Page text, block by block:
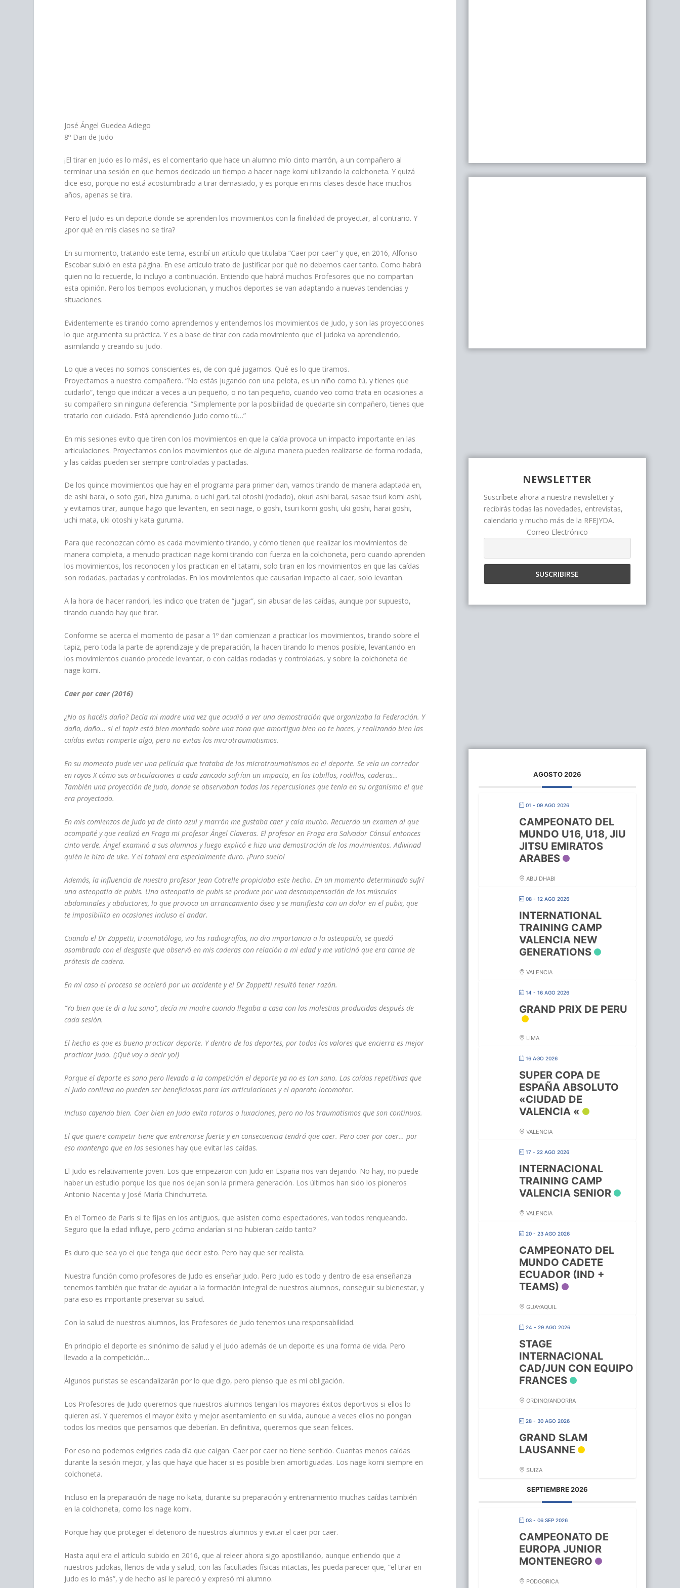
José Ángel Guedea Adiego
8º Dan de Judo
¡El tirar en Judo es lo más!, es el comentario que hace un alumno mío cinto marrón, a un compañero al
terminar una sesión en que hemos dedicado un tiempo a hacer nage komi utilizando la colchoneta. Y quizá
dice eso, porque no está acostumbrado a tirar demasiado, y es porque en mis clases desde hace muchos
años, apenas se tira.
Pero el Judo es un deporte donde se aprenden los movimientos con la finalidad de proyectar, al contrario. Y
¿por qué en mis clases no se tira?
En su momento, tratando este tema, escribí un artículo que titulaba “Caer por caer” y que, en 2016, Alfonso
Escobar subió en esta página. En ese artículo trato de justificar por qué no debemos caer tanto. Como habrá
quien no lo recuerde, lo incluyo a continuación. Entiendo que habrá muchos Profesores que no compartan
esta opinión. Pero los tiempos evolucionan, y muchos deportes se van adaptando a nuevas tendencias y
situaciones.
Evidentemente es tirando como aprendemos y entendemos los movimientos de Judo, y son las proyecciones
lo que argumenta su práctica. Y es a base de tirar con cada movimiento que el judoka va aprendiendo,
asimilando y creando su Judo.
Lo que a veces no somos conscientes es, de con qué jugamos. Qué es lo que tiramos.
Proyectamos a nuestro compañero. “No estás jugando con una pelota, es un niño como tú, y tienes que
cuidarlo”, tengo que indicar a veces a un pequeño, o no tan pequeño, cuando veo como trata en ocasiones a
su compañero sin ninguna deferencia. “Simplemente por la posibilidad de quedarte sin compañero, tienes que
tratarlo con cuidado. Está aprendiendo Judo como tú…”
En mis sesiones evito que tiren con los movimientos en que la caída provoca un impacto importante en las
articulaciones. Proyectamos con los movimientos que de alguna manera pueden realizarse de forma rodada,
y las caídas pueden ser siempre controladas y pactadas.
De los quince movimientos que hay en el programa para primer dan, vamos tirando de manera adaptada en,
de ashi barai, o soto gari, hiza guruma, o uchi gari, tai otoshi (rodado), okuri ashi barai, sasae tsuri komi ashi,
y evitamos tirar, aunque hago que levanten, en seoi nage, o goshi, tsuri komi goshi, uki goshi, harai goshi,
uchi mata, uki otoshi y kata guruma.
Para que reconozcan cómo es cada movimiento tirando, y cómo tienen que realizar los movimientos de
manera completa, a menudo practican nage komi tirando con fuerza en la colchoneta, pero cuando aprenden
los movimientos, los reconocen y los practican en el tatami, solo tiran en los movimientos en que las caídas
son rodadas, pactadas y controladas. En los movimientos que causarían impacto al caer, solo levantan.
A la hora de hacer randori, les indico que traten de “jugar”, sin abusar de las caídas, aunque por supuesto,
tirando cuando hay que tirar.
Conforme se acerca el momento de pasar a 1º dan comienzan a practicar los movimientos, tirando sobre el
tapiz, pero toda la parte de aprendizaje y de preparación, la hacen tirando lo menos posible, levantando en
los movimientos cuando procede levantar, o con caídas rodadas y controladas, y sobre la colchoneta de
nage komi.
Caer por caer (2016)
¿No os hacéis daño? Decía mi madre una vez que acudió a ver una demostración que organizaba la Federación. Y
daño, daño… si el tapiz está bien montado sobre una zona que amortigua bien no te haces, y realizando bien las
caídas evitas romperte algo, pero no evitas los microtraumatismos.
En su momento pude ver una película que trataba de los microtraumatismos en el deporte. Se veía un corredor
en rayos X cómo sus articulaciones a cada zancada sufrían un impacto, en los tobillos, rodillas, caderas…
También una proyección de Judo, donde se observaban todas las repercusiones que tenía en su organismo el que
era proyectado.
En mis comienzos de Judo ya de cinto azul y marrón me gustaba caer y caía mucho. Recuerdo un examen al que
acompañé y que realizó en Fraga mi profesor Ángel Claveras. El profesor en Fraga era Salvador Cónsul entonces
cinto verde. Ángel examinó a sus alumnos y luego explicó e hizo una demostración de los movimientos. Adivinad
quién le hizo de uke. Y el tatami era especialmente duro. ¡Puro suelo!
Además, la influencia de nuestro profesor Jean Cotrelle propiciaba este hecho. En un momento determinado sufrí
una osteopatía de pubis. Una osteopatía de pubis se produce por una descompensación de los músculos
abdominales y abductores, lo que provoca un arrancamiento óseo y se manifiesta con un dolor en el pubis, que
te imposibilita en ocasiones incluso el andar.
Cuando el Dr Zoppetti, traumatólogo, vio las radiografías, no dio importancia a la osteopatía, se quedó
asombrado con el desgaste que observó en mis caderas con relación a mi edad y me vaticinó que era carne de
prótesis de cadera.
En mi caso el proceso se aceleró por un accidente y el Dr Zoppetti resultó tener razón.
“Yo bien que te di a luz sano”, decía mi madre cuando llegaba a casa con las molestias producidas después de
cada sesión.
El hecho es que es bueno practicar deporte. Y dentro de los deportes, por todos los valores que encierra es mejor
practicar Judo. (¡Qué voy a decir yo!)
Porque el deporte es sano pero llevado a la competición el deporte ya no es tan sano. Las caídas repetitivas que
el Judo conlleva no pueden ser beneficiosas para las articulaciones y el aparato locomotor.
Incluso cayendo bien. Caer bien en Judo evita roturas o luxaciones, pero no los traumatismos que son continuos.
El que quiere competir tiene que entrenarse fuerte y en consecuencia tendrá que caer. Pero caer por caer… por
eso mantengo que en las sesiones hay que evitar las caídas.
El Judo es relativamente joven. Los que empezaron con Judo en España nos van dejando. No hay, no puede
haber un estudio porque los que nos dejan son la primera generación. Los últimos han sido los pioneros
Antonio Nacenta y José María Chinchurreta.
En el Torneo de Paris si te fijas en los antiguos, que asisten como espectadores, van todos renqueando.
Seguro que la edad influye, pero ¿cómo andarían si no hubieran caído tanto?
Es duro que sea yo el que tenga que decir esto. Pero hay que ser realista.
Nuestra función como profesores de Judo es enseñar Judo. Pero Judo es todo y dentro de esa enseñanza
tenemos también que tratar de ayudar a la formación integral de nuestros alumnos, conseguir su bienestar, y
para eso es importante preservar su salud.
Con la salud de nuestros alumnos, los Profesores de Judo tenemos una responsabilidad.
En principio el deporte es sinónimo de salud y el Judo además de un deporte es una forma de vida. Pero
llevado a la competición…
Algunos puristas se escandalizarán por lo que digo, pero pienso que es mi obligación.
Los Profesores de Judo queremos que nuestros alumnos tengan los mayores éxitos deportivos si ellos lo
quieren así. Y queremos el mayor éxito y mejor asentamiento en su vida, aunque a veces ellos no pongan
todos los medios que pensamos que deberían. En definitiva, queremos que sean felices.
Por eso no podemos exigirles cada día que caigan. Caer por caer no tiene sentido. Cuantas menos caídas
durante la sesión mejor, y las que haya que hacer si es posible bien amortiguadas. Los nage komi siempre en
colchoneta.
Incluso en la preparación de nage no kata, durante su preparación y entrenamiento muchas caídas también
en la colchoneta, como los nage komi.
Porque hay que proteger el deterioro de nuestros alumnos y evitar el caer por caer.
Hasta aquí era el artículo subido en 2016, que al releer ahora sigo apostillando, aunque entiendo que a
nuestros judokas, llenos de vida y salud, con las facultades físicas intactas, les pueda parecer que, “el tirar en
Judo es lo más”, y de hecho así le pareció y expresó mi alumno.
NEWSLETTER
Suscríbete ahora a nuestra newsletter y
recibirás todas las novedades, entrevistas,
calendario y mucho más de la RFEJYDA.
Correo Electrónico
AGOSTO 2026
01 - 09 AGO 2026
CAMPEONATO DEL
MUNDO U16, U18, JIU
JITSU EMIRATOS
ARABES
ABU DHABI
08 - 12 AGO 2026
INTERNATIONAL
TRAINING CAMP
VALENCIA NEW
GENERATIONS
VALENCIA
14 - 16 AGO 2026
GRAND PRIX DE PERU
LIMA
16 AGO 2026
SUPER COPA DE
ESPAÑA ABSOLUTO
«CIUDAD DE
VALENCIA «
VALENCIA
17 - 22 AGO 2026
INTERNACIONAL
TRAINING CAMP
VALENCIA SENIOR
VALENCIA
20 - 23 AGO 2026
CAMPEONATO DEL
MUNDO CADETE
ECUADOR (IND +
TEAMS)
GUAYAQUIL
24 - 29 AGO 2026
STAGE
INTERNACIONAL
CAD/JUN CON EQUIPO
FRANCES
ORDINO/ANDORRA
28 - 30 AGO 2026
GRAND SLAM
LAUSANNE
SUIZA
SEPTIEMBRE 2026
03 - 06 SEP 2026
CAMPEONATO DE
EUROPA JUNIOR
MONTENEGRO
PODGORICA